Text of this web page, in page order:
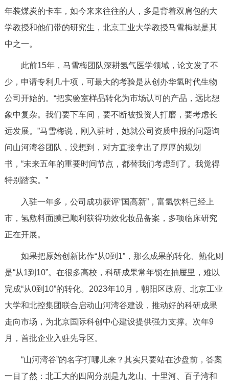
年装煤炭的卡车，如今来来往往的人，多是背着双肩包的大
学教授和他们带的研究生，北京工业大学教授马雪梅就是其
中之一。
此前15年，马雪梅团队深耕氢气医学领域，论文发了不
少，申请专利几十项，可最大的考验是从创办华氢时代生物
公司开始的。“把实验室样品转化为市场认可的产品，远比想
象中复杂。我们要下车间，要不断被投资人打磨，要考虑长
远发展。”马雪梅说，刚入驻时，她就公司资质申报的问题询
问山河湾谷团队，没想到，对方直接拿出了厚厚的规划
书，“未来五年的重要时间节点，都替我们考虑到了。我觉得
特别踏实。”
入驻一年多，公司成功获评“国高新”，富氢饮料已经上
市，氢敷料面膜已顺利获得功效化妆品备案，多项临床研究
正在开展。
如果把原始创新比作“从0到1”，那么成果的转化、熟化则
是“从1到10”。在很多高校，科研成果常年锁在抽屉里，难以
完成“从0到10”的转化。2023年10月，朝阳区政府、北京工业
大学和北控集团联合启动山河湾谷建设，推动好的科研成果
走向市场，为北京国际科创中心建设提供强力支撑。次年9
月，首批企业入驻先导区。
“山河湾谷”的名字打哪儿来？其实只要站在沙盘前，答案
一目了然：北工大的四周分别是九龙山、十里河、百子湾和